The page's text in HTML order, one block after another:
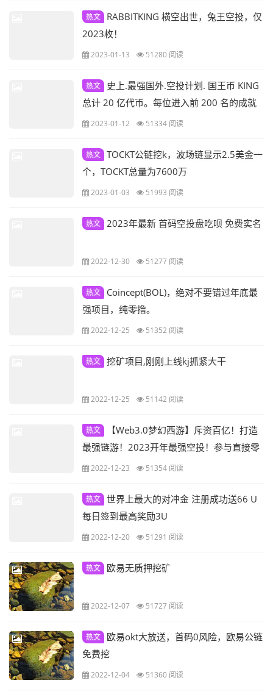
热文
RABBITKING 横空出世，兔王空投，仅
2023枚！
2023-01-13 51280 阅读
热文
史上.最强国外.空投计划. 国王币 KING
总计 20 亿代币。每位进入前 200 名的成就
领袖可获得 1000 万代币。
2023-01-12 51334 阅读
热文 TOCKT公链挖k，波场链显示2.5美金一
个，TOCKT总量为7600万
2023-01-03 51993 阅读
热文 2023年最新 首码空投盘吃呗 免费实名
2022-12-30 51277 阅读
热文
Coincept(BOL)，绝对不要错过年底最
强项目，纯零撸。
2022-12-25 51352 阅读
热文 挖矿项目,刚刚上线kj抓紧大干
2022-12-25 51142 阅读
热文
【Web3.0梦幻西游】斥资百亿！打造
最强链游！2023开年最强空投！参与直接零
撸重磅福利！
2022-12-23 51354 阅读
热文 世界上最大的对冲金 注册成功送66 U
每日签到最高奖励3U
2022-12-20 51291 阅读
热文 欧易无质押挖矿
2022-12-07 51727 阅读
热文
欧易okt大放送，首码0风险，欧易公链
免费挖
2022-12-04 51360 阅读